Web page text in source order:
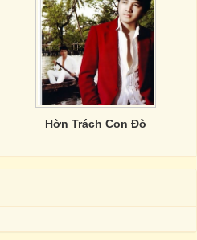
Hờn Trách Con Đò